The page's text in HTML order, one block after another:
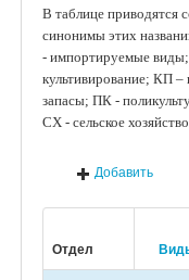
В таблице приводятся
синонимы этих
- импортируемые
культивирование; КП
запасы; ПК -
СХ - сельское
Добавить
Отдел